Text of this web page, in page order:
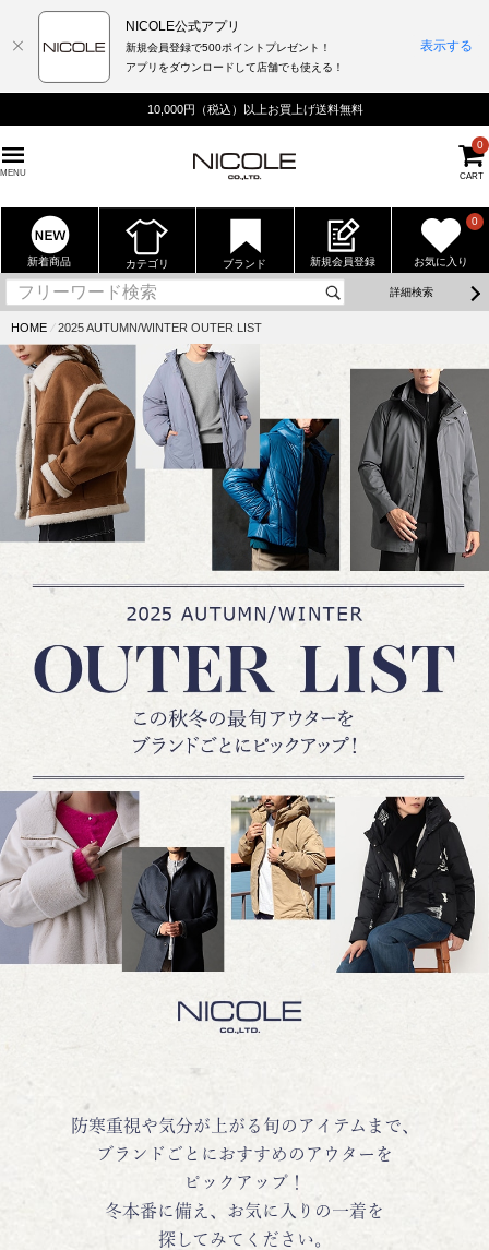
10,000円（税込）以上お買上げ送料無料
MENU CART
0
新着商品 カテゴリ ブランド 新規会員登録 お気に入り
0
詳細検索
HOME ⁄ 2025 AUTUMN/WINTER OUTER LIST
防寒重視や気分が上がる旬のアイテムまで、
ブランドごとにおすすめのアウターを
ピックアップ！
冬本番に備え、お気に入りの一着を
探してみてください。
NICOLE公式アプリ
新規会員登録で500ポイントプレゼント！
アプリをダウンロードして店舗でも使える！
表示する